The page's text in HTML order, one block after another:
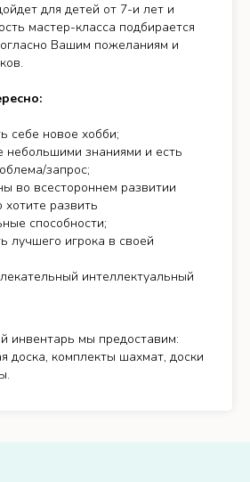
для детей от 7-и лет и
мастер-класса подбирается
Вашим пожеланиям и
себе новое хобби;
небольшими знаниями и есть
запрос;
во всестороннем развитии
хотите развить
способности;
лучшего игрока в своей
интеллектуальный
инвентарь мы предоставим:
доска, комплекты шахмат, доски